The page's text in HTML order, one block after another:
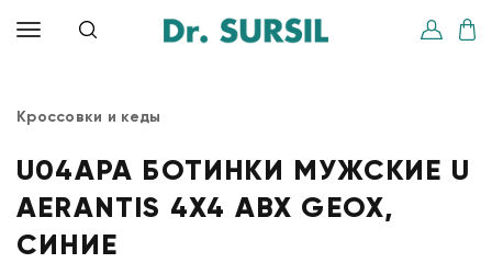
Кроссовки и кеды
U04APA БОТИНКИ МУЖСКИЕ U
AERANTIS 4X4 ABX GEOX,
СИНИЕ